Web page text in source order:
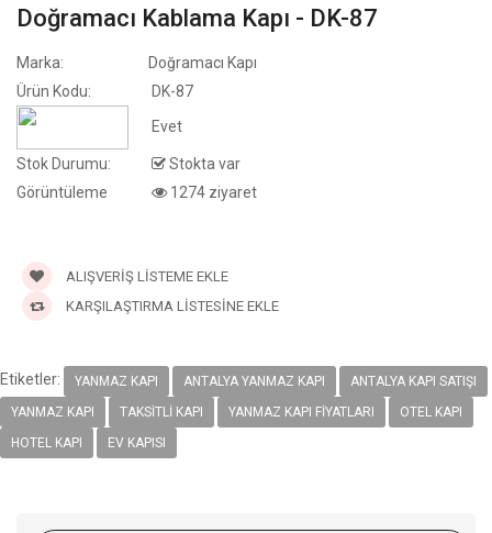
Mebran
Mebran
Doğramacı Pvc Mebran
Kapı - DK-35
Doğramacı Kablama Kapı - DK-87
Marka:
Doğramacı Kapı
Ürün Kodu:
DK-87
Evet
Stok Durumu:
Stokta var
Görüntüleme
1274 ziyaret
ALIŞVERIŞ LISTEME EKLE
KARŞILAŞTIRMA LISTESINE EKLE
Etiketler: YANMAZ KAPI ANTALYA YANMAZ KAPI ANTALYA KAPI SATIŞI
YANMAZ KAPI TAKSITLI KAPI YANMAZ KAPI FIYATLARI OTEL KAPI
HOTEL KAPI EV KAPISI